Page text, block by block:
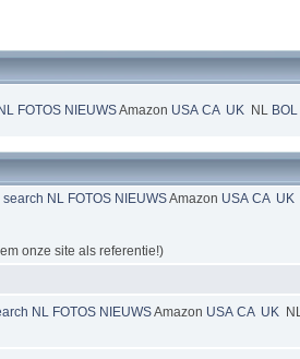
FOTOS NIEUWSAmazon USA CA UK NL BOL
search NL FOTOS NIEUWSAmazon USA CA UK
onze site als referentie!)
NL FOTOS NIEUWSAmazon USA CA UK NL